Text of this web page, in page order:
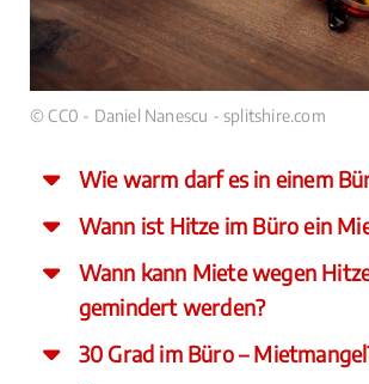
© CC0 - Daniel Nanescu - splitshire.com
Wie warm darf es in einem
Wann ist Hitze im Büro ein
Wann kann Miete wegen
gemindert werden?
30 Grad im Büro –